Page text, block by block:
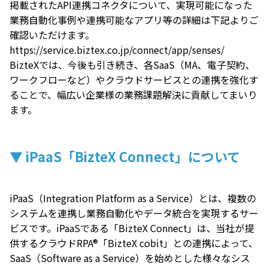
掲載されたAPI連携コネクタについて、実現可能になった
業務自動化事例や連携可能なアプリ等の詳細は下記よりご
確認いただけます。
https://service.biztex.co.jp/connect/app/senses/
BizteXでは、今後も引き続き、各SaaS（MA、電子契約、
ワークフローなど）やクラウドサービスとの連携を強化す
ることで、幅広い企業様の業務課題解決に貢献してまいり
ます。
▼ iPaaS「BizteX Connect」について
iPaaS（Integration Platform as a Service）とは、複数の
システムを連携し業務自動化やデータ統合を実現するサー
ビスです。iPaaSである「BizteX Connect」は、当社が提
供するクラウドRPA®「BizteX cobit」との連携によって、
SaaS（Software as a Service）を始めとした様々なシス